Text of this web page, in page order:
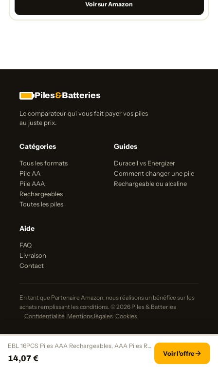
Voir sur Amazon
EBL 16PCS Piles AAA Rechargeables, AAA Piles Rechargeables Ni-MH 1,2V Auto-Décharge Faible, Compatible avec Jouet, Rasoir, Télécommande, etc.
14,07 €
Voir l'offre
Piles&Batteries
Le comparateur qui vous fait payer vos piles
au juste prix.
Catégories
Tous les formats
Pile AA
Pile AAA
Rechargeables
Toutes les piles
Guides
Duracell vs Energizer
Comment changer une pile
Rechargeable ou alcaline
Aide
FAQ
Livraison
Contact
En tant que Partenaire Amazon, nous réalisons un bénéfice sur les
achats remplissant les conditions. © 2026 Piles & Batteries
Confidentialité·Mentions légales·Cookies